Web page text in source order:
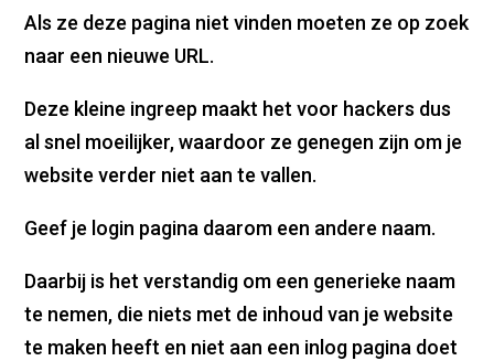
Als ze deze pagina niet vinden moeten ze op zoek
naar een nieuwe URL.
Deze kleine ingreep maakt het voor hackers dus
al snel moeilijker, waardoor ze genegen zijn om je
website verder niet aan te vallen.
Geef je login pagina daarom een andere naam.
Daarbij is het verstandig om een generieke naam
te nemen, die niets met de inhoud van je website
te maken heeft en niet aan een inlog pagina doet